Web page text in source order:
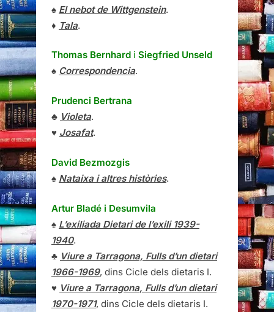
♠ El nebot de Wittgenstein.
♦ Tala.
Thomas Bernhard i Siegfried Unseld
♠ Correspondencia.
Prudenci Bertrana
♣ Violeta.
♥ Josafat.
David Bezmozgis
♠ Nataixa i altres històries.
Artur Bladé i Desumvila
♠ L’exiliada Dietari de l’exili 1939-
1940.
♣ Viure a Tarragona, Fulls d’un dietari
1966-1969, dins Cicle dels dietaris I.
♥ Viure a Tarragona, Fulls d’un dietari
1970-1971, dins Cicle dels dietaris I.